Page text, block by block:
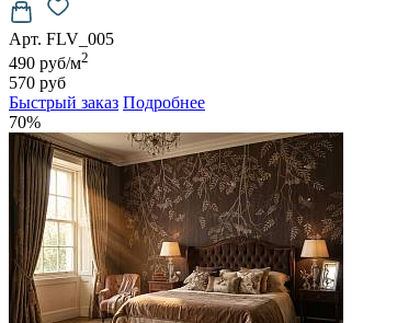
Арт. FLV_005
490 руб/м2
570 руб
Быстрый заказ Подробнее
70%